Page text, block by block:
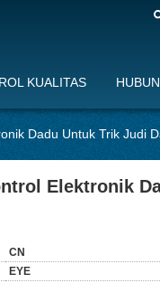
KUALITAS
Dadu Untuk Trik Judi
Elektronik
CN
EYE